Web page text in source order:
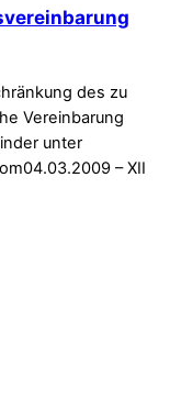
des zu
Vereinbarung
unter
– XII